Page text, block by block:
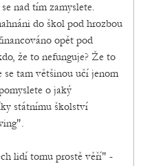
nad tím zamyslete.
do škol pod hrozbou
opět pod
že to nefunguje? Že to
se tam většinou učí jenom
o jaký
státnímu školství
lidí tomu prostě věří" -